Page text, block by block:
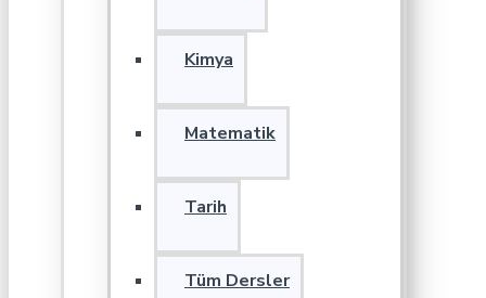
Kimya
Matematik
Tarih
Tüm Dersler